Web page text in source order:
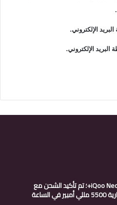
الإلكتروني.
الإلكتروني.
الكشف عن تاريخ إطلاق iQoo Neo 9s Pro+؛ تم تأكيد الشحن مع